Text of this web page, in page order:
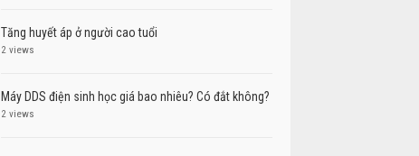
Tăng huyết áp ở người cao tuổi
2 views
Máy DDS điện sinh học giá bao nhiêu? Có đắt không?
2 views